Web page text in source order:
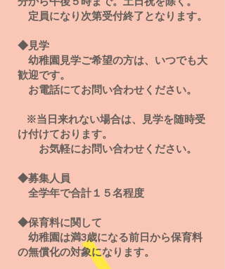
定員になり次第受付終了となります。
◆見学
幼稚園見学ご希望の方は、いつでも大
歓迎です。
​ お電話にてお問い合わせください。
※当日来れない場合は、見学を随時受
け付けております。
お気軽にお問い合わせください。​
◆募集人員
全学年で合計１５名程度
◆保育料に関して
幼稚園は満3歳になる前日から保育料
の無償化の対象になります。